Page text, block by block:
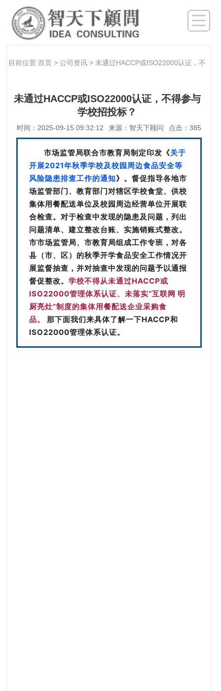
目前位置:首页 >公司资讯 > 未通过HACCP或ISO22000认证，不
未通过HACCP或ISO22000认证，不得参与
学校招投标？
时间：2025-09-15 09:32:12 来源：智天下顾问 点击：385
市场监管局联合市教育局制定印发《关于
开展2021年秋季学校及校园周边食品安全等
风险隐患排查工作的通知》。督促指导各地市
场监管部门、教育部门对辖区学校食堂、供校
集体用餐配送单位及校园周边经营单位开展联
合检查。对于检查中发现的隐患及问题，列出
问题清单、建立整改台账、实施销账式整改。
市市场监管局、市教育局组成工作专班，对各
县（市、区）的秋季开学食品安全工作情况开
展监督抽查，并对抽查中发现的问题予以通报
督促整改。学校不得从未通过HACCP或
ISO22000管理体系认证、未落实“互联网 明
厨亮灶”制度的集体用餐配送企业采购食
品。
那下面我们来具体了解一下HACCP和
ISO22000管理体系认证。